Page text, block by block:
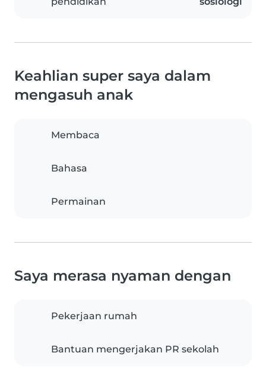
Keahlian super saya dalam
mengasuh anak
Membaca
Bahasa
Permainan
Saya merasa nyaman dengan
Pekerjaan rumah
Bantuan mengerjakan PR sekolah